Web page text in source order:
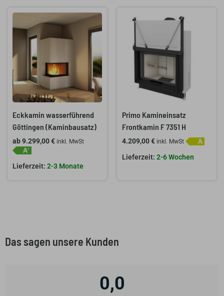
Eckkamin wasserführend
Göttingen (Kaminbausatz)
ab9.299,00€ inkl. MwSt
2-3 Monate
Primo Kamineinsatz
Frontkamin F 7351 H
4.209,00€ inkl. MwSt
2-6 Wochen
Das sagen unsere Kunden
0,0